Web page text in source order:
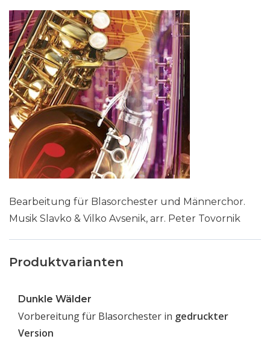
Bearbeitung für Blasorchester und Männerchor.
Musik Slavko & Vilko Avsenik, arr. Peter Tovornik
Produktvarianten
Dunkle Wälder
Vorbereitung für Blasorchester in gedruckter
Version